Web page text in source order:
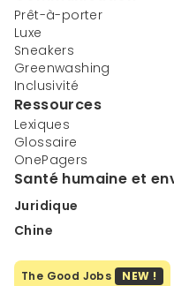
Prêt-à-porter
Luxe
Sneakers
Greenwashing
Inclusivité
Ressources
Lexiques
Glossaire
OnePagers
Santé humaine et
Juridique
Chine
The Good Jobs NEW !